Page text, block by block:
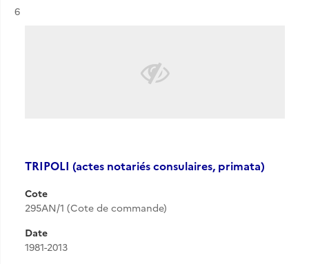
Résultat n°
6
TRIPOLI (actes notariés consulaires, primata)
Cote
295AN/1 (Cote de commande)
Date
1981-2013